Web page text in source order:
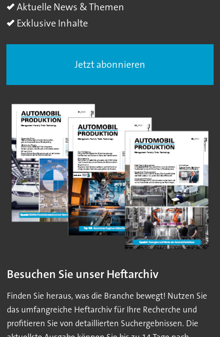
Aktuelle News & Themen
Exklusive Inhalte
Jetzt abonnieren
Besuchen Sie unser Heftarchiv
Finden Sie heraus, was die Branche bewegt! Nutzen Sie
das umfangreiche Heftarchiv für Ihre Recherche und
profitieren Sie von detaillierten Suchergebnissen. Die